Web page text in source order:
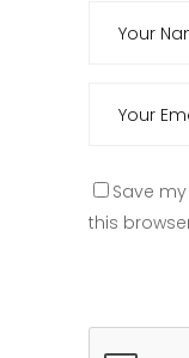
Save
this